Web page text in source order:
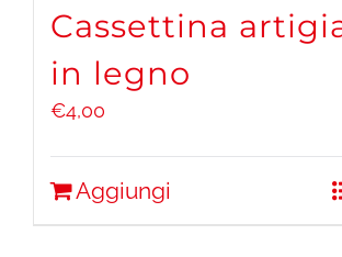
Cassettina
in legno
€4,00
Aggiungi